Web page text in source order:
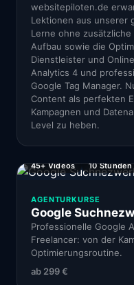
websitepiloten.de
Lektionen aus unserer
Lerne ohne
Aufbau sowie die
Dienstleister und
Analytics 4 und
Google Tag Manager.
Content als perfekten
Kampagnen und
Level zu heben.
45+ Videos 10 Stunden
AGENTURKURSE
Google
Professionelle Google
Freelancer: von der
Optimierungsroutine.
ab 299 €